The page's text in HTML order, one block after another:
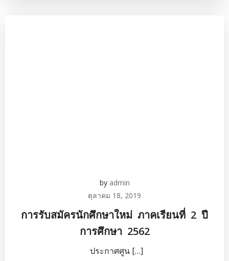
by admin
ตุลาคม 18, 2019
การรับสมัครนักศึกษาใหม่ ภาคเรียนที่ 2 ปี
การศึกษา 2562
ประกาศศูน […]